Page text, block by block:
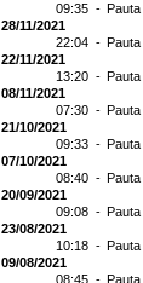
09:35 -
28/11/2021
22:04 -
22/11/2021
13:20 -
08/11/2021
07:30 -
21/10/2021
09:33 -
07/10/2021
08:40 -
20/09/2021
09:08 -
23/08/2021
10:18 -
09/08/2021
08:45 -